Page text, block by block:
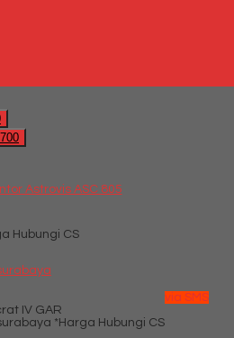
Astrovis ASC 805
Hubungi CS
via SMS
IV GAR
*Harga Hubungi CS